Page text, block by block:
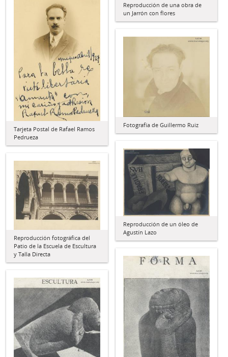
Reproducción de una obra de
un Jarrón con flores
Tarjeta Postal de Rafael Ramos
Pedrueza
Fotografía de Guillermo Ruiz
Reproducción de un óleo de
Agustín Lazo
Reproducción fotográfica del
Patio de la Escuela de Escultura
y Talla Directa